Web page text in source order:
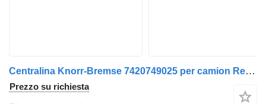
Centralina Knorr-Bremse 7420749025 per camion Renault Premium 2005>2013
Prezzo su richiesta